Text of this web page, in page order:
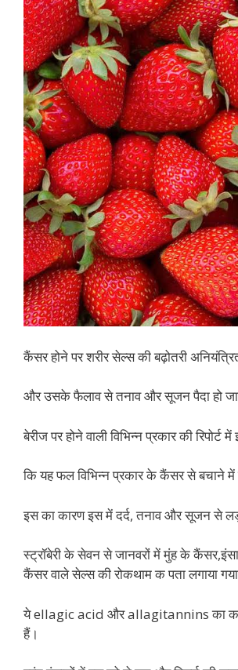
कैंसर होने पर शरीर सेल्स की बढ़ोतरी
और उसके फैलाव से तनाव और सूजन पैदा हो
बेरीज पर होने वाली विभिन्न प्रकार की रिपोर्ट में
कि यह फल विभिन्न प्रकार के कैंसर से बचाने
इस का कारण इस में दर्द, तनाव और सूजन से
स्ट्रॉबेरी के सेवन से जानवरों में मुंह के
कैंसर वाले सेल्स की रोकथाम क पता लगाया
ये ellagic acid और allagitannins का
हैं।